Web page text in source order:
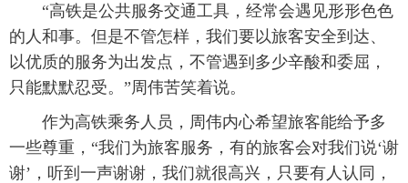
“高铁是公共服务交通工具，经常会遇见形形色色
的人和事。但是不管怎样，我们要以旅客安全到达、
以优质的服务为出发点，不管遇到多少辛酸和委屈，
只能默默忍受。”周伟苦笑着说。
作为高铁乘务人员，周伟内心希望旅客能给予多
一些尊重，“我们为旅客服务，有的旅客会对我们说‘谢
谢’，听到一声谢谢，我们就很高兴，只要有人认同，